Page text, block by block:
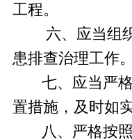
工程。
六、应当组织
患排查治理工作。
七、应当严格
置措施，及时如
八、严格按照